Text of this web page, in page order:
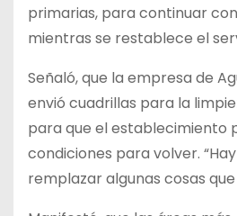
primarias, para continuar
mientras se restablece el
Señaló, que la empresa de
envió cuadrillas para la
para que el establecimiento
condiciones para volver.
remplazar algunas cosas